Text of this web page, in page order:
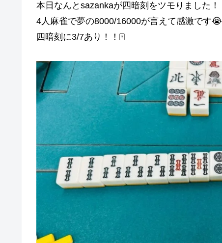
本日なんとsazankaが四暗刻をツモりました！
4人麻雀で夢の8000/16000が言えて感激です😭
四暗刻に3/7あり！！🀄️